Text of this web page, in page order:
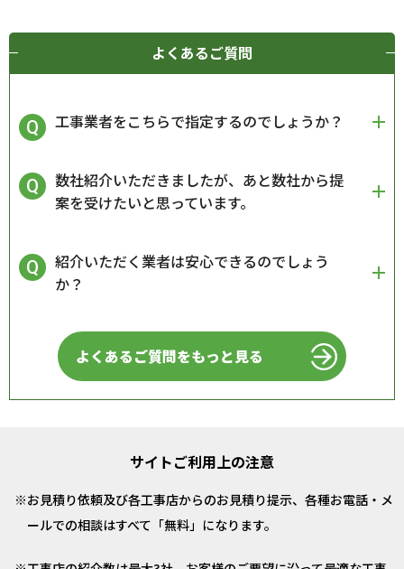
よくあるご質問
工事業者をこちらで指定するのでしょうか？
数社紹介いただきましたが、あと数社から提
案を受けたいと思っています。
紹介いただく業者は安心できるのでしょう
か？
よくあるご質問をもっと見る
サイトご利用上の注意
お見積り依頼及び各工事店からのお見積り提示、各種お電話・メ
ールでの相談はすべて「無料」になります。